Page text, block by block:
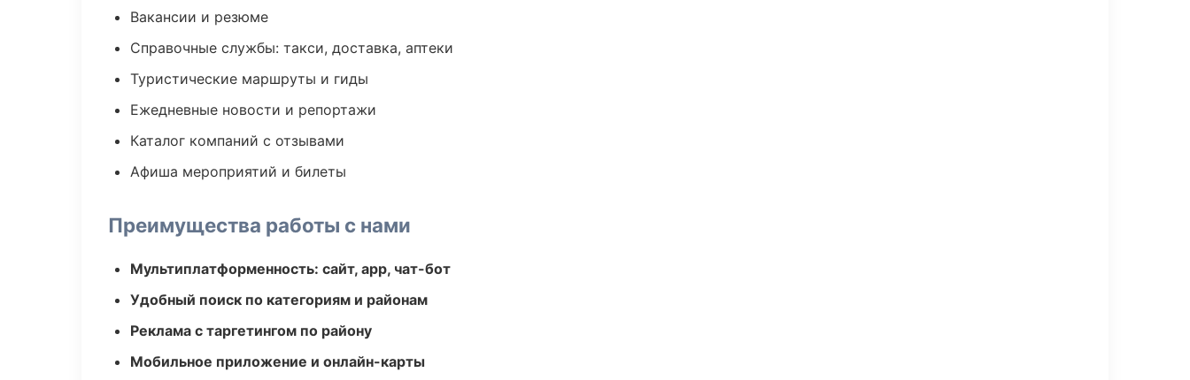
Вакансии и резюме
Справочные службы: такси, доставка, аптеки
Туристические маршруты и гиды
Ежедневные новости и репортажи
Каталог компаний с отзывами
Афиша мероприятий и билеты
Преимущества работы с нами
Мультиплатформенность: сайт, app, чат-бот
Удобный поиск по категориям и районам
Реклама с таргетингом по району
Мобильное приложение и онлайн-карты